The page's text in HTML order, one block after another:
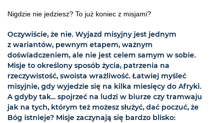
Nigdzie nie jedziesz? To już koniec z misjami?
Oczywiście, że nie. Wyjazd misyjny jest jednym
z wariantów, pewnym etapem, ważnym
doświadczeniem, ale nie jest celem samym w sobie.
Misje to określony sposób życia, patrzenia na
rzeczywistość, swoista wrażliwość. Łatwiej myśleć
misyjnie, gdy wyjedzie się na kilka miesięcy do Afryki.
A gdyby tak... spojrzeć na ludzi w biurze czy tramwaju
jak na tych, którym też możesz służyć, dać poczuć, że
Bóg istnieje? Misje zaczynają się bardzo blisko: